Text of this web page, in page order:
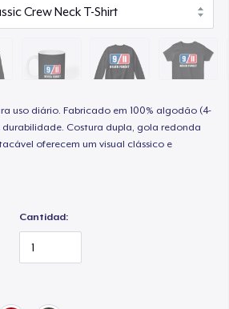
uso diário. Fabricado em 100% algodão (4-
Costura dupla, gola redonda
oferecem um visual clássico e
Cantidad: